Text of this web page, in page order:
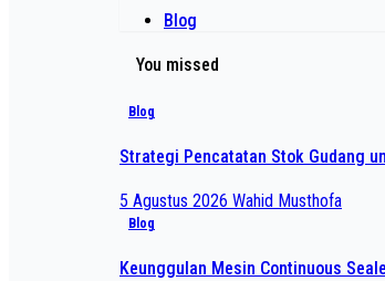
Blog
You missed
Blog
Strategi Pencatatan Stok Gudang
5 Agustus 2026 Wahid Musthofa
Blog
Keunggulan Mesin Continuous